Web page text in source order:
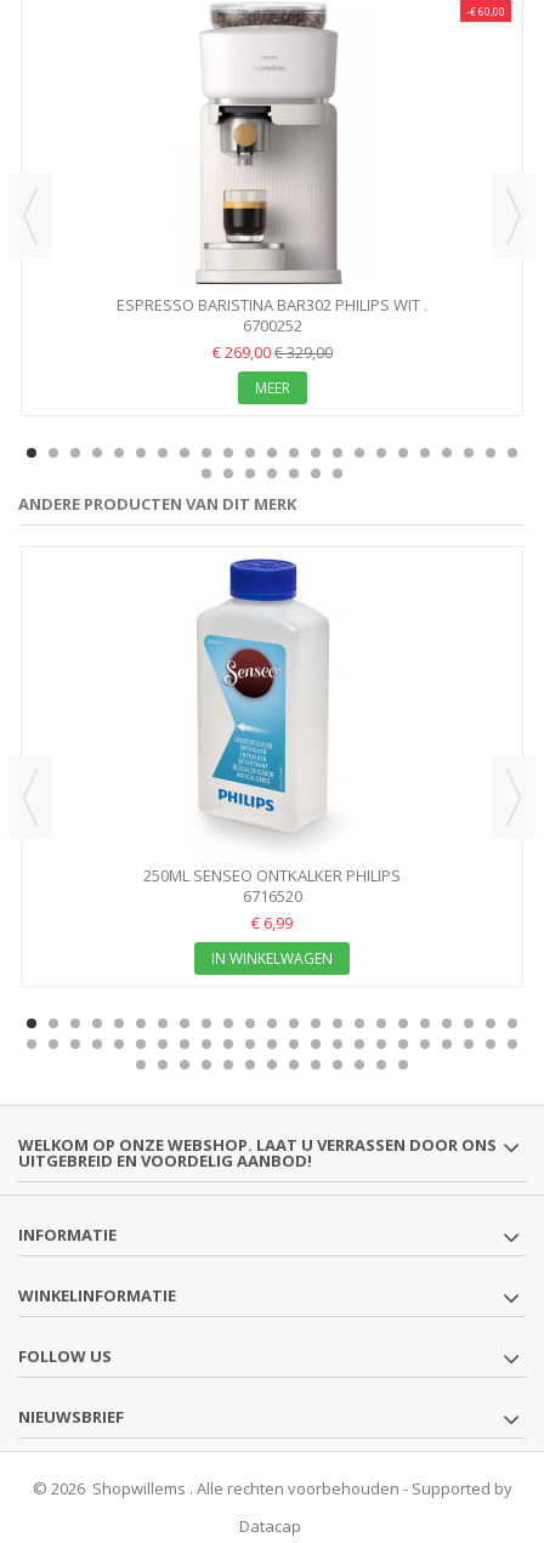
-€ 60,00
ESPRESSO BARISTINA BAR302 PHILIPS WIT .
6700252
€ 269,00€ 329,00
MEER
ANDERE PRODUCTEN VAN DIT MERK
250ML SENSEO ONTKALKER PHILIPS
6716520
€ 6,99
IN WINKELWAGEN
WELKOM OP ONZE WEBSHOP. LAAT U VERRASSEN DOOR ONS
UITGEBREID EN VOORDELIG AANBOD!
INFORMATIE
WINKELINFORMATIE
FOLLOW US
NIEUWSBRIEF
© 2026 Shopwillems . Alle rechten voorbehouden - Supported by
Datacap